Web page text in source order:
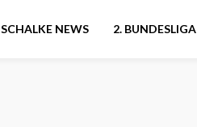
SCHALKE NEWS 2. BUNDESLIGA